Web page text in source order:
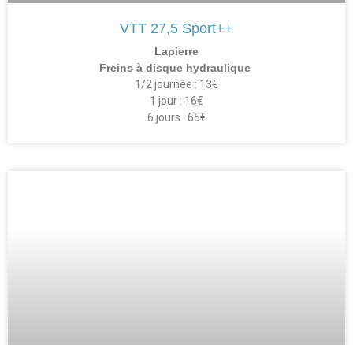
VTT 27,5 Sport++
Lapierre
Freins à disque hydraulique
1/2 journée : 13€
1 jour : 16€
6 jours : 65€